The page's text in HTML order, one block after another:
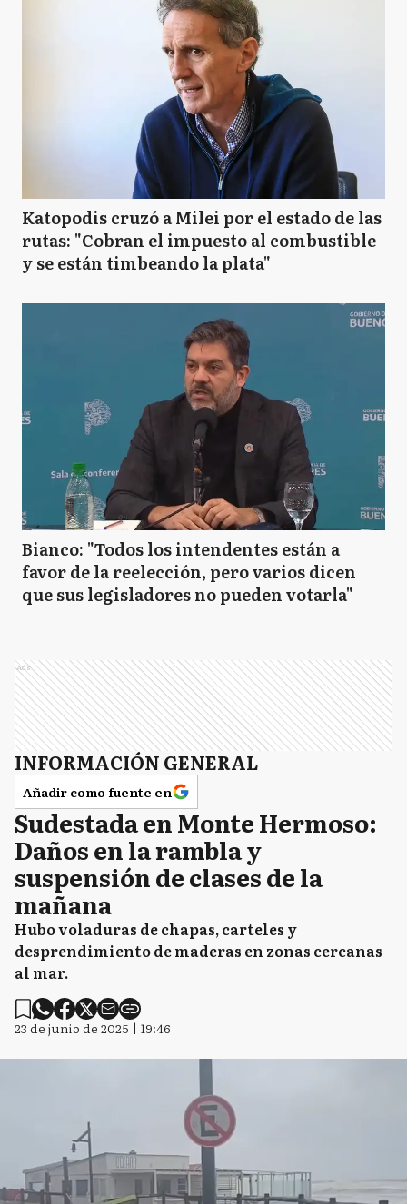
Katopodis cruzó a Milei por el estado de las
rutas: "Cobran el impuesto al combustible
y se están timbeando la plata"
Bianco: "Todos los intendentes están a
favor de la reelección, pero varios dicen
que sus legisladores no pueden votarla"
Ads
INFORMACIÓN GENERAL
Añadir como fuente en
Sudestada en Monte Hermoso:
Daños en la rambla y
suspensión de clases de la
mañana
Hubo voladuras de chapas, carteles y
desprendimiento de maderas en zonas cercanas
al mar.
23 de junio de 2025 | 19:46